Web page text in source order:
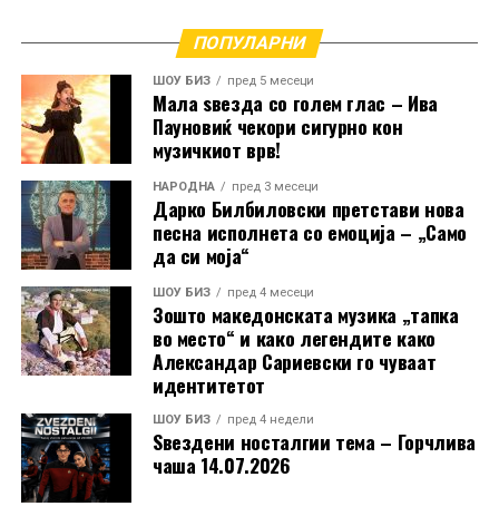
НЕ ПРОПУШТАЈТЕ
Наум Петрески снима нов музички проект – дали се
работи нова песна или за легендарна песна во нов
аранжман?
ПОПУЛАРНИ
ШОУ БИЗ пред 5 месеци
Мала ѕвезда со голем глас – Ива
Пауновиќ чекори сигурно кон
музичкиот врв!
НАРОДНА пред 3 месеци
Дарко Билбиловски претстави нова
песна исполнета со емоција – „Само
да си моја“
ШОУ БИЗ пред 4 месеци
Зошто македонската музика „тапка
во место“ и како легендите како
Александар Сариевски го чуваат
идентитетот
ШОУ БИЗ пред 4 недели
Ѕвездени носталгии тема – Горчлива
чаша 14.07.2026